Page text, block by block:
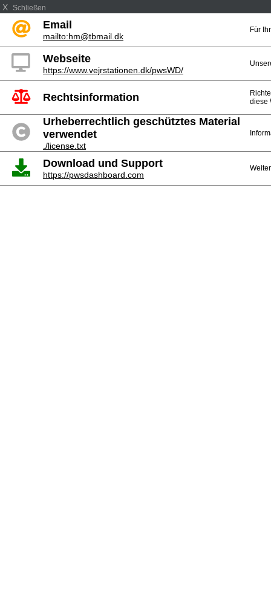
X Schließen
Email
mailto:hm@tbmail.dk
Für
Webseite
https://www.vejrstationen.dk/pwsWD/
Rechtsinformation
diese
Urheberrechtlich geschütztes Material
verwendet
./license.txt
Download und Support
https://pwsdashboard.com